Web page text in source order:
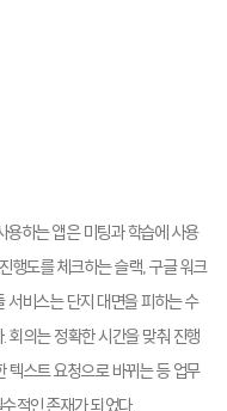
용하는 앱은 미팅과 학습에 사용
행도를 체크하는 슬랙, 구글 워크
서비스는 단지 대면을 피하는 수
회의는 정확한 시간을 맞춰 진행
텍스트 요청으로 바뀌는 등 업무
적인 존재가 되었다.